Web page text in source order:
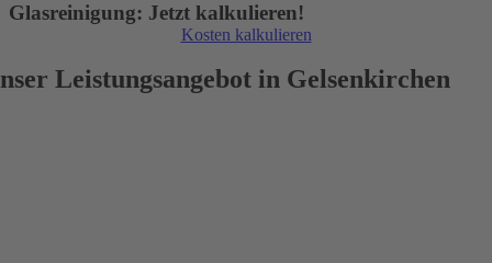
Glasreinigung: Jetzt kalkulieren!
Kosten kalkulieren
Leistungsangebot in Gelsenkirchen